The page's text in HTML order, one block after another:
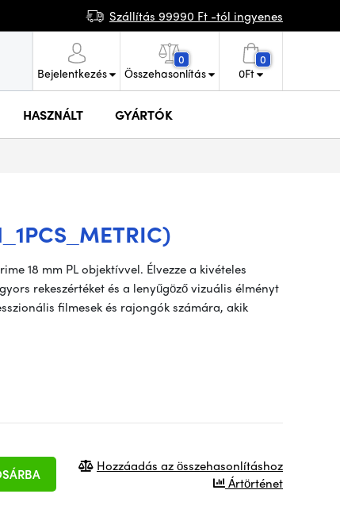
Szállítás 99990 Ft -tól ingyenes
Bejelentkezés
0
Összehasonlítás
0
0Ft
HASZNÁLT GYÁRTÓK
18 mm PL objektívvel. Élvezze a kivételes
rekeszértéket és a lenyűgöző vizuális élményt
filmesek és rajongók számára, akik
Hozzáadás az összehasonlításhoz
Ártörténet